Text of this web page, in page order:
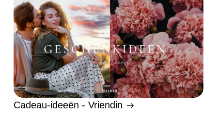
Cadeau-ideeën - Vriendin